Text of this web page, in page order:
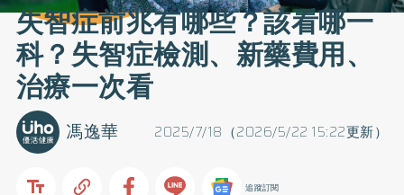
失智症前兆有哪些？該看哪一
科？失智症檢測、新藥費用、
治療一次看
2025/7/18（2026/5/22 15:22更新）
馮逸華
追蹤訂閱